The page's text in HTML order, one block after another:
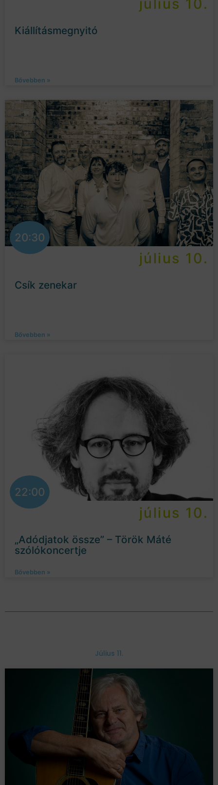
július 10.
Kiállításmegnyitó
Bővebben »
20:30
július 10.
Csík zenekar
Bővebben »
22:00
július 10.
„Adódjatok össze” – Török Máté
szólókoncertje
Bővebben »
Július 11.